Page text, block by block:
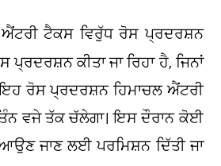
ਐਂਟਰੀ ਟੈਕਸ ਵਿਰੁੱਧ ਰੋਸ ਪ੍ਰਦਰਸ਼ਨ
ਕੀਤਾ ਜਾ ਰਿਹਾ ਹੈ, ਜਿਨਾਂ
ਰੋਸ ਪ੍ਰਦਰਸ਼ਨ ਹਿਮਾਚਲ ਐਂਟਰੀ
ਵਜੇ ਤੱਕ ਚੱਲੇਗਾ। ਇਸ ਦੌਰਾਨ ਕੋਈ
ਜਾਣ ਲਈ ਪਰਮਿਸ਼ਨ ਦਿੱਤੀ ਜਾ